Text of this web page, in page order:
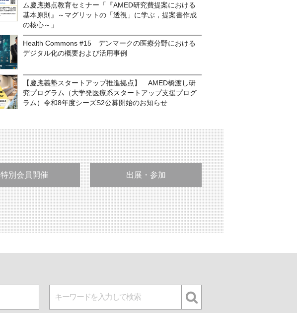
ム慶應拠点教育セミナー「『AMED研究費提案における
基本原則』～マグリットの「透視」に学ぶ，提案書作成
の核心～」
Health Commons #15 デンマークの医療分野における
デジタル化の概要および活用事例
【慶應義塾スタートアップ推進拠点】 AMED橋渡し研
究プログラム（大学発医療系スタートアップ支援プログ
ラム）令和8年度シーズS2公募開始のお知らせ
特別会員開催 出展・参加